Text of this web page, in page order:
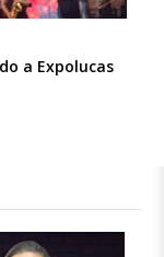
a Expolucas